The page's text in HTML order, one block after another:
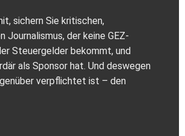
sichern Sie kritischen,
Journalismus, der keine GEZ-
Steuergelder bekommt, und
als Sponsor hat. Und deswegen
verpflichtet ist – den